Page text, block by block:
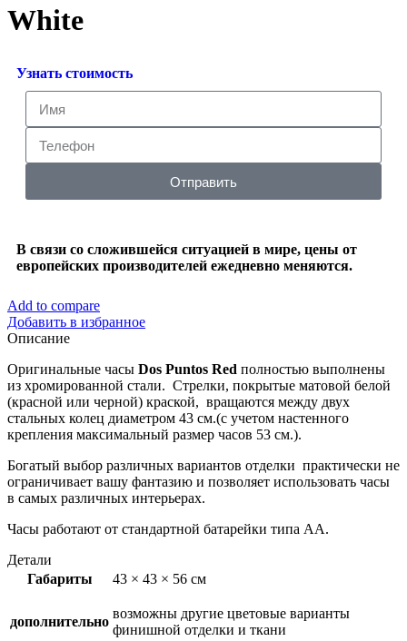
White
Узнать стоимость
Отправить
В связи со сложившейся ситуацией в мире, цены от
европейских производителей ежедневно меняются.
Add to compare
Добавить в избранное
Описание
Оригинальные часы Dos Puntos Red полностью выполнены
из хромированной стали. Стрелки, покрытые матовой белой
(красной или черной) краской, вращаются между двух
стальных колец диаметром 43 см.(с учетом настенного
крепления максимальный размер часов 53 см.).
Богатый выбор различных вариантов отделки практически не
ограничивает вашу фантазию и позволяет использовать часы
в самых различных интерьерах.
Часы работают от стандартной батарейки типа АА.
Детали
Габариты
43 × 43 × 56 см
дополнительно
возможны другие цветовые варианты
финишной отделки и ткани